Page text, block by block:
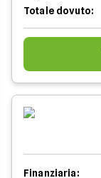
Totale dovuto:
Finanziaria: